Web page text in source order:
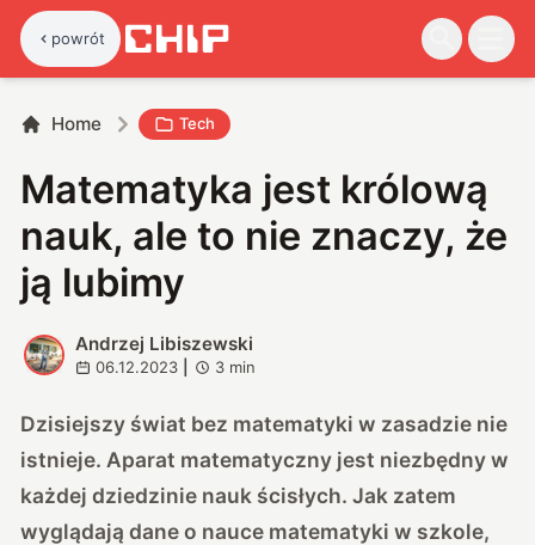
powrót
Home Tech
Matematyka jest królową
nauk, ale to nie znaczy, że
ją lubimy
A
Andrzej Libiszewski
06.12.2023 3 min
Dzisiejszy świat bez matematyki w zasadzie nie
istnieje. Aparat matematyczny jest niezbędny w
każdej dziedzinie nauk ścisłych. Jak zatem
wyglądają dane o nauce matematyki w szkole,